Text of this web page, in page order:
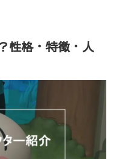
性格・特徴・人